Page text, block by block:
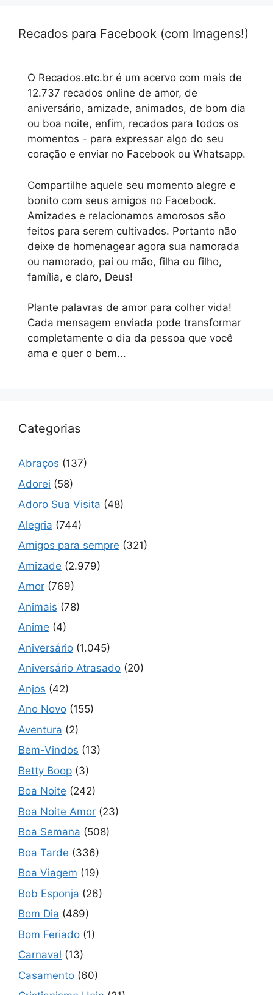
Recados para Facebook (com Imagens!)
O Recados.etc.br é um acervo com mais de
12.737 recados online de amor, de
aniversário, amizade, animados, de bom dia
ou boa noite, enfim, recados para todos os
momentos - para expressar algo do seu
coração e enviar no Facebook ou Whatsapp.
Compartilhe aquele seu momento alegre e
bonito com seus amigos no Facebook.
Amizades e relacionamos amorosos são
feitos para serem cultivados. Portanto não
deixe de homenagear agora sua namorada
ou namorado, pai ou mão, filha ou filho,
família, e claro, Deus!
Plante palavras de amor para colher vida!
Cada mensagem enviada pode transformar
completamente o dia da pessoa que você
ama e quer o bem...
Categorias
Abraços (137)
Adorei (58)
Adoro Sua Visita (48)
Alegria (744)
Amigos para sempre (321)
Amizade (2.979)
Amor (769)
Animais (78)
Anime (4)
Aniversário (1.045)
Aniversário Atrasado (20)
Anjos (42)
Ano Novo (155)
Aventura (2)
Bem-Vindos (13)
Betty Boop (3)
Boa Noite (242)
Boa Noite Amor (23)
Boa Semana (508)
Boa Tarde (336)
Boa Viagem (19)
Bob Esponja (26)
Bom Dia (489)
Bom Feriado (1)
Carnaval (13)
Casamento (60)